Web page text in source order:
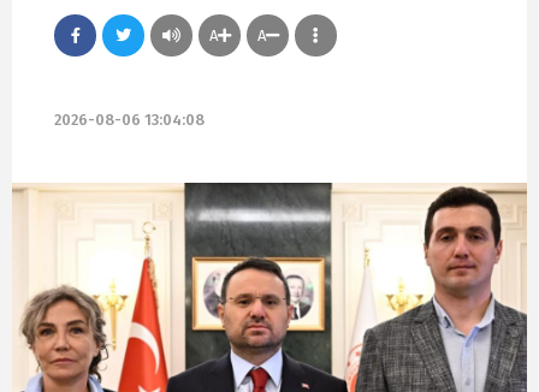
A A
2026-08-06 13:04:08